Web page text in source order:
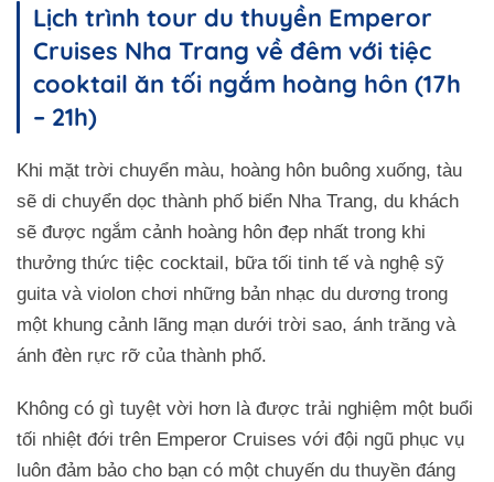
Lịch trình tour du thuyền Emperor
Cruises Nha Trang về đêm với tiệc
cooktail ăn tối ngắm hoàng hôn (17h
– 21h)
Khi mặt trời chuyển màu, hoàng hôn buông xuống, tàu
sẽ di chuyển dọc thành phố biển Nha Trang, du khách
sẽ được ngắm cảnh hoàng hôn đẹp nhất trong khi
thưởng thức tiệc cocktail, bữa tối tinh tế và nghệ sỹ
guita và violon chơi những bản nhạc du dương trong
một khung cảnh lãng mạn dưới trời sao, ánh trăng và
ánh đèn rực rỡ của thành phố.
Không có gì tuyệt vời hơn là được trải nghiệm một buổi
tối nhiệt đới trên Emperor Cruises với đội ngũ phục vụ
luôn đảm bảo cho bạn có một chuyến du thuyền đáng